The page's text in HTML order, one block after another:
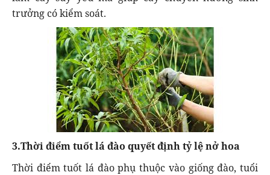
trưởng có kiểm soát.
3.Thời điểm tuốt lá đào quyết định tỷ lệ nở hoa
Thời điểm tuốt lá đào phụ thuộc vào giống đào, tuổi